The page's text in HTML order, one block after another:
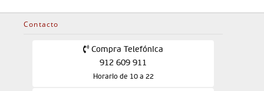
Contacto
Compra Telefónica
912 609 911
Horario de 10 a 22